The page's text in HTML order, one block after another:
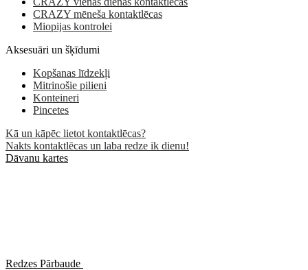
CRAZY mēneša kontaktlēcas
Miopijas kontrolei
Aksesuāri un šķīdumi
Kopšanas līdzekļi
Mitrinošie pilieni
Konteineri
Pincetes
Kā un kāpēc lietot kontaktlēcas?
Nakts kontaktlēcas un laba redze ik dienu!
Dāvanu kartes
Redzes Pārbaude